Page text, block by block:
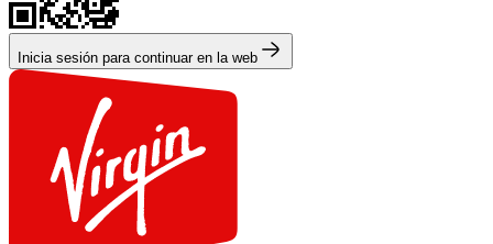
Inicia sesión para continuar en la web